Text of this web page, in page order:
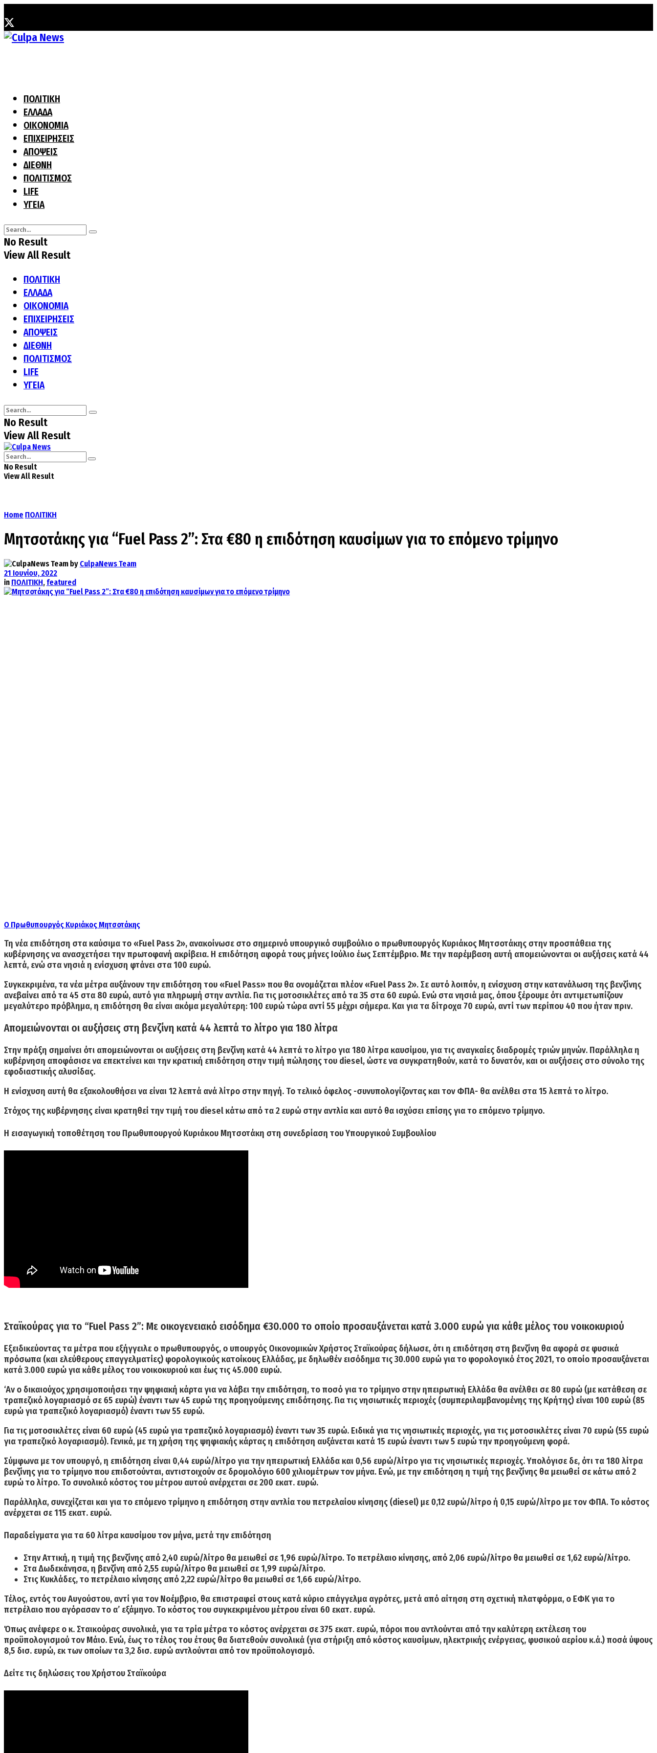
ΠΟΛΙΤΙΚΗ
ΕΛΛΑΔΑ
ΟΙΚΟΝΟΜΙΑ
ΕΠΙΧΕΙΡΗΣΕΙΣ
ΑΠΟΨΕΙΣ
ΔΙΕΘΝΗ
ΠΟΛΙΤΙΣΜΟΣ
LIFE
ΥΓΕΙΑ
No Result
View All Result
ΠΟΛΙΤΙΚΗ
ΕΛΛΑΔΑ
ΟΙΚΟΝΟΜΙΑ
ΕΠΙΧΕΙΡΗΣΕΙΣ
ΑΠΟΨΕΙΣ
ΔΙΕΘΝΗ
ΠΟΛΙΤΙΣΜΟΣ
LIFE
ΥΓΕΙΑ
No Result
View All Result
No Result
View All Result
Home ΠΟΛΙΤΙΚΗ
Μητσοτάκης για “Fuel Pass 2”: Στα €80 η επιδότηση καυσίμων για το επόμενο τρίμηνο
by CulpaNews Team
21 Ιουνίου, 2022
in ΠΟΛΙΤΙΚΗ, featured
O Πρωθυπουργός Κυριάκος Μητσοτάκης
Τη νέα επιδότηση στα καύσιμα το «Fuel Pass 2», ανακοίνωσε στο σημερινό υπουργικό συμβούλιο οπρωθυπουργός Κυριάκος Μητσοτάκης στην προσπάθεια της
κυβέρνησης να ανασχετήσει την πρωτοφανή ακρίβεια. Η επιδότηση αφορά τους μήνες Ιούλιο έως Σεπτέμβριο. Με την παρέμβαση αυτή απομειώνονται οι αυξήσεις κατά 44
λεπτά, ενώ στα νησιά η ενίσχυση φτάνει στα 100 ευρώ.
Συγκεκριμένα, τα νέα μέτρα αυξάνουν την επιδότηση του «Fuel Pass» που θα ονομάζεται πλέον «Fuel Pass 2». Σε αυτό λοιπόν,η ενίσχυση στην κατανάλωση της βενζίνης
ανεβαίνει από τα 45 στα 80 ευρώ, αυτό για πληρωμή στην αντλία. Για τις μοτοσικλέτες από τα 35 στα 60 ευρώ. Ενώ στα νησιά μας, όπου ξέρουμε ότι αντιμετωπίζουν
μεγαλύτερο πρόβλημα, η επιδότηση θα είναι ακόμα μεγαλύτερη: 100 ευρώ τώρα αντί 55 μέχρι σήμερα. Και για τα δίτροχα 70 ευρώ, αντί των περίπου 40 που ήταν πριν.
Απομειώνονται οι αυξήσεις στη βενζίνη κατά 44 λεπτά το λίτρο για 180 λίτρα
Στην πράξη σημαίνει ότι απομειώνονται οι αυξήσεις στη βενζίνη κατά 44 λεπτά το λίτρο για 180 λίτρα καυσίμου,για τις αναγκαίες διαδρομές τριών μηνών. Παράλληλα η
κυβέρνηση αποφάσισε να επεκτείνει και την κρατική επιδότηση στην τιμή πώλησης του diesel, ώστε να συγκρατηθούν, κατά το δυνατόν, και οι αυξήσεις στο σύνολο της
εφοδιαστικής αλυσίδας.
Η ενίσχυση αυτή θα εξακολουθήσει να είναι 12 λεπτά ανά λίτρο στην πηγή. Το τελικό όφελος -συνυπολογίζοντας και τον ΦΠΑ- θα ανέλθει στα 15 λεπτά το λίτρο.
Στόχος της κυβέρνησης είναι κρατηθεί την τιμή του diesel κάτω από τα 2 ευρώ στην αντλία και αυτό θα ισχύσει επίσης για το επόμενο τρίμηνο.
Η εισαγωγική τοποθέτηση του Πρωθυπουργού Κυριάκου Μητσοτάκη στη συνεδρίαση του Υπουργικού Συμβουλίου
Σταϊκούρας για το “Fuel Pass 2”: Με οικογενειακό εισόδημα €30.000 το οποίο προσαυξάνεται κατά 3.000 ευρώ για κάθε μέλος του νοικοκυριού
Εξειδικεύοντας τα μέτρα που εξήγγειλε ο πρωθυπουργός, ο υπουργός Οικονομικών Χρήστος Σταϊκούρας δήλωσε, ότι η επιδότηση στη βενζίνη θα αφορά σε φυσικά
πρόσωπα (και ελεύθερους επαγγελματίες) φορολογικούς κατοίκους Ελλάδας, με δηλωθέν εισόδημα τις 30.000 ευρώγια το φορολογικό έτος 2021, το οποίο προσαυξάνεται
κατά 3.000 ευρώγια κάθε μέλος του νοικοκυριού και έως τις 45.000 ευρώ.
‘Αν ο δικαιούχος χρησιμοποιήσει την ψηφιακή κάρτα για να λάβει την επιδότηση, το ποσό για το τρίμηνο στην ηπειρωτική Ελλάδα θα ανέλθει σε 80 ευρώ (με κατάθεση σε
τραπεζικό λογαριασμό σε 65 ευρώ) έναντι των 45 ευρώ της προηγούμενης επιδότησης. Για τις νησιωτικές περιοχές (συμπεριλαμβανομένης της Κρήτης) είναι 100 ευρώ (85
ευρώ για τραπεζικό λογαριασμό) έναντι των 55 ευρώ.
Για τις μοτοσικλέτες είναι 60 ευρώ (45 ευρώ για τραπεζικό λογαριασμό) έναντι των 35 ευρώ. Ειδικά για τις νησιωτικές περιοχές, για τις μοτοσικλέτες είναι 70 ευρώ (55 ευρώ
για τραπεζικό λογαριασμό). Γενικά, με τη χρήση της ψηφιακής κάρτας η επιδότηση αυξάνεται κατά 15 ευρώ έναντι των 5 ευρώ την προηγούμενη φορά.
Σύμφωνα με τον υπουργό, η επιδότηση είναι 0,44 ευρώ/λίτρο για την ηπειρωτική Ελλάδα και 0,56 ευρώ/λίτρο για τις νησιωτικές περιοχές. Υπολόγισε δε, ότι τα 180 λίτρα
βενζίνης για το τρίμηνο που επιδοτούνται, αντιστοιχούν σε δρομολόγιο 600 χιλιομέτρων τον μήνα. Ενώ, με την επιδότηση η τιμή της βενζίνης θα μειωθεί σε κάτω από 2
ευρώ το λίτρο. Το συνολικό κόστος του μέτρου αυτού ανέρχεται σε 200 εκατ. ευρώ.
Παράλληλα, συνεχίζεται και για το επόμενο τρίμηνο η επιδότηση στην αντλία του πετρελαίου κίνησης (diesel) με 0,12 ευρώ/λίτρο ή 0,15 ευρώ/λίτρο με τον ΦΠΑ. Το κόστος
ανέρχεται σε 115 εκατ. ευρώ.
Παραδείγματα για τα 60 λίτρα καυσίμου τον μήνα, μετά την επιδότηση
Στην Αττική,η τιμή της βενζίνης από 2,40 ευρώ/λίτρο θα μειωθεί σε 1,96 ευρώ/λίτρο. Το πετρέλαιο κίνησης, από 2,06 ευρώ/λίτρο θα μειωθεί σε 1,62 ευρώ/λίτρο.
Στα Δωδεκάνησα, η βενζίνη από 2,55 ευρώ/λίτρο θα μειωθεί σε 1,99 ευρώ/λίτρο.
Στις Κυκλάδες, το πετρέλαιο κίνησης από 2,22 ευρώ/λίτρο θα μειωθεί σε 1,66 ευρώ/λίτρο.
Τέλος, εντός του Αυγούστου, αντί για τον Νοέμβριο, θα επιστραφεί στους κατά κύριο επάγγελμα αγρότες, μετά από αίτηση στη σχετική πλατφόρμα, ο ΕΦΚ για το
πετρέλαιο που αγόρασαν το α’ εξάμηνο. Το κόστος του συγκεκριμένου μέτρου είναι 60 εκατ. ευρώ.
Όπως ανέφερε ο κ. Σταικούρας συνολικά,για τα τρία μέτρα το κόστος ανέρχεται σε 375 εκατ. ευρώ,πόροι που αντλούνται από την καλύτερη εκτέλεση του
προϋπολογισμού τον Μάιο. Ενώ, έως το τέλος του έτους θα διατεθούν συνολικά (για στήριξη από κόστος καυσίμων, ηλεκτρικής ενέργειας, φυσικού αερίου κ.ά.) ποσά ύψους
8,5 δισ. ευρώ, εκ των οποίων τα 3,2 δισ. ευρώ αντλούνται από τον προϋπολογισμό.
Δείτε τις δηλώσεις του Χρήστου Σταϊκούρα